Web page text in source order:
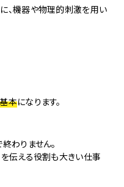
、機器や物理的刺激を用い
本になります。
わりません。
伝える役割も大きい仕事